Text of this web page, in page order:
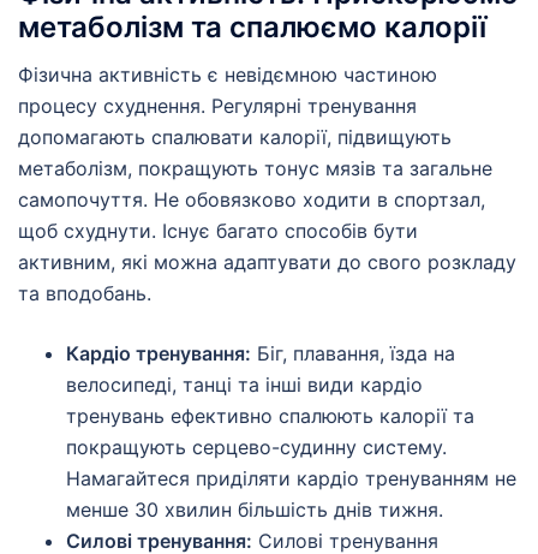
метаболізм та спалюємо калорії
Фізична активність є невідємною частиною
процесу схуднення. Регулярні тренування
допомагають спалювати калорії, підвищують
метаболізм, покращують тонус мязів та загальне
самопочуття. Не обовязково ходити в спортзал,
щоб схуднути. Існує багато способів бути
активним, які можна адаптувати до свого розкладу
та вподобань.
Кардіо тренування: Біг, плавання, їзда на
велосипеді, танці та інші види кардіо
тренувань ефективно спалюють калорії та
покращують серцево-судинну систему.
Намагайтеся приділяти кардіо тренуванням не
менше 30 хвилин більшість днів тижня.
Силові тренування: Силові тренування